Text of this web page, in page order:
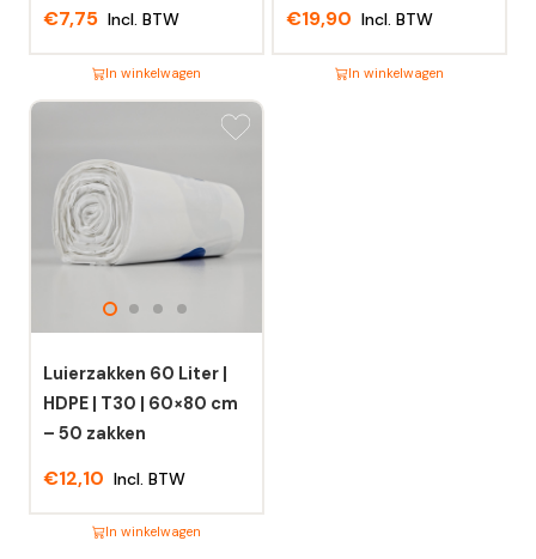
€7,75 Incl. BTW
In winkelwagen
Dit
meerdere
variaties.
Deze
worden
op
de
€19,90 Incl. BTW
In winkelwagen
Luierzakken 60 Liter |
HDPE | T30 | 60×80 cm
– 50 zakken
€12,10 Incl. BTW
In winkelwagen